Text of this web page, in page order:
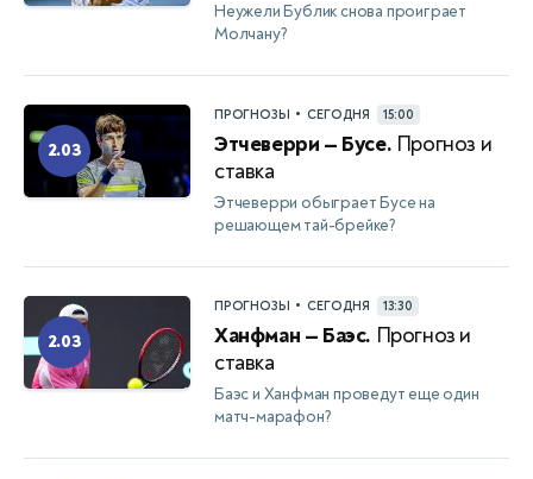
Неужели Бублик снова проиграет
Молчану?
2.03
ПРОГНОЗЫ • СЕГОДНЯ 15:00
Этчеверри — Бусе. Прогноз и
ставка
Этчеверри обыграет Бусе на
решающем тай-брейке?
2.03
ПРОГНОЗЫ • СЕГОДНЯ 13:30
Ханфман — Баэс. Прогноз и
ставка
Баэс и Ханфман проведут еще один
матч-марафон?